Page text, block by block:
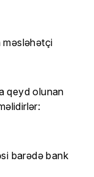
məsləhətçi
qeyd olunan
barədə bank